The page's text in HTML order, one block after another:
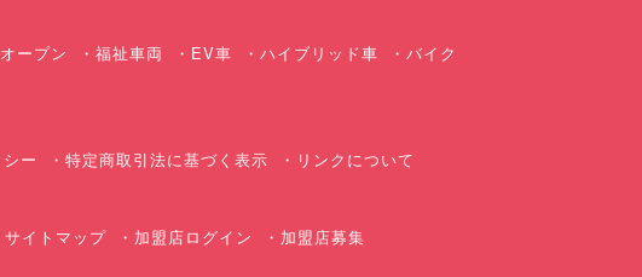
オープン 福祉車両 EV車 ハイブリッド車
バイク
ー 特定商取引法に基づく表示 リンクについて
サイトマップ 加盟店ログイン 加盟店募集